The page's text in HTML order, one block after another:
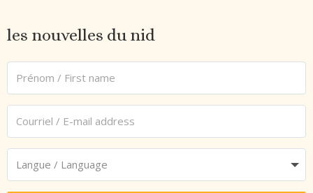
les nouvelles du nid